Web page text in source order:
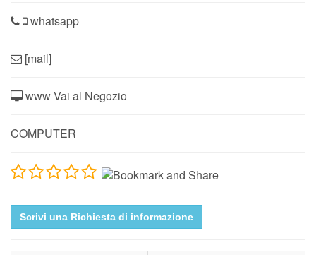
whatsapp
[mail]
www Vai al Negozio
COMPUTER
Scrivi una Richiesta di informazione